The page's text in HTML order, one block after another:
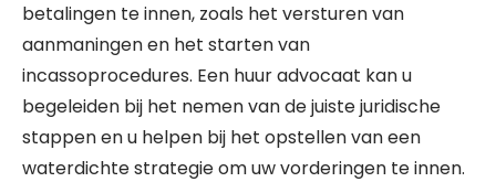
betalingen te innen, zoals het versturen van
aanmaningen en het starten van
incassoprocedures. Een huur advocaat kan u
begeleiden bij het nemen van de juiste juridische
stappen en u helpen bij het opstellen van een
waterdichte strategie om uw vorderingen te innen.